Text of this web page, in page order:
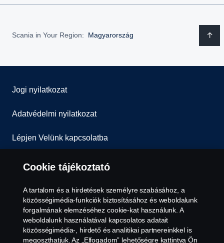
Scania in Your Region: Magyarország
Jogi nyilatkozat
Adatvédelmi nyilatkozat
Lépjen Velünk kapcsolatba
Általános Szerződési Feltételek
Visszaélés-bejelentés
Süti szabályzat
Cookie tájékoztató
Cookie tájékoztató
A tartalom és a hirdetések személyre szabásához, a
közösségimédia-funkciók biztosításához és weboldalunk
forgalmának elemzéséhez cookie-kat használunk. A
weboldalunk használatával kapcsolatos adatait
közösségimédia-, hirdető és analitikai partnereinkkel is
megoszthatjuk. Az „Elfogadom” lehetőségre kattintva Ön